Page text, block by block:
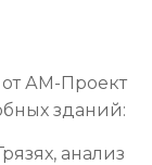
от АМ-Проект
зданий:
анализ